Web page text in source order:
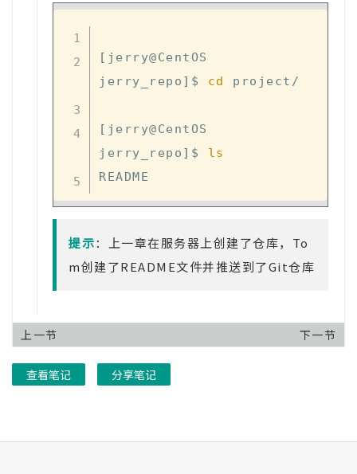
[ jerry@CentOS
jerry_repo ] $ cd project/
[ jerry@CentOS
jerry_repo ] $ ls
提示：上一章在服务器上创建了仓库，To
m创建了README文件并推送到了Git仓库
上一节 下一节
查看笔记 分享笔记